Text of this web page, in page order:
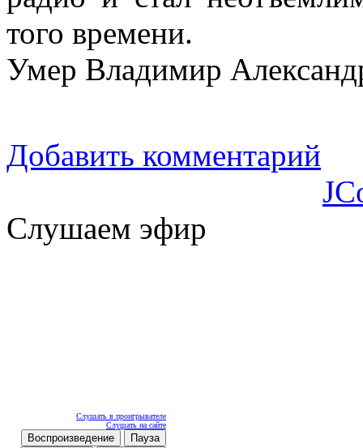
того времени.
Умер Владимир
Добавить комментарий
Слушаем эфир
Слушать в проигрывателе
Слушать на сайте
Воспроизведение
Пауза